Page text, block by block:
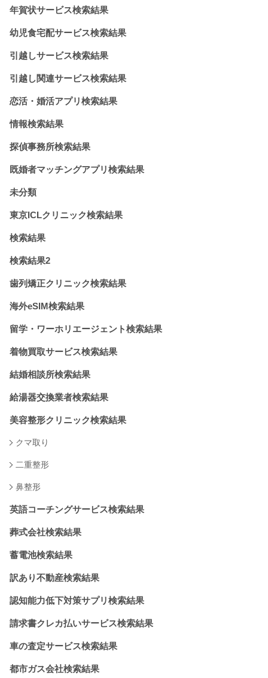
年賀状サービス検索結果
幼児食宅配サービス検索結果
引越しサービス検索結果
引越し関連サービス検索結果
恋活・婚活アプリ検索結果
情報検索結果
探偵事務所検索結果
既婚者マッチングアプリ検索結果
未分類
東京ICLクリニック検索結果
検索結果
検索結果2
歯列矯正クリニック検索結果
海外eSIM検索結果
留学・ワーホリエージェント検索結果
着物買取サービス検索結果
結婚相談所検索結果
給湯器交換業者検索結果
美容整形クリニック検索結果
クマ取り
二重整形
鼻整形
英語コーチングサービス検索結果
葬式会社検索結果
蓄電池検索結果
訳あり不動産検索結果
認知能力低下対策サプリ検索結果
請求書クレカ払いサービス検索結果
車の査定サービス検索結果
都市ガス会社検索結果